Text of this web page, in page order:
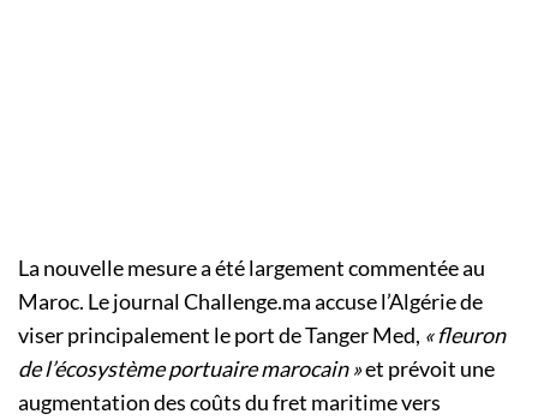
La nouvelle mesure a été largement commentée au
Maroc. Le journal Challenge.ma accuse l’Algérie de
viser principalement le port de Tanger Med, « fleuron
de l’écosystème portuaire marocain »et prévoit une
augmentation des coûts du fret maritime vers